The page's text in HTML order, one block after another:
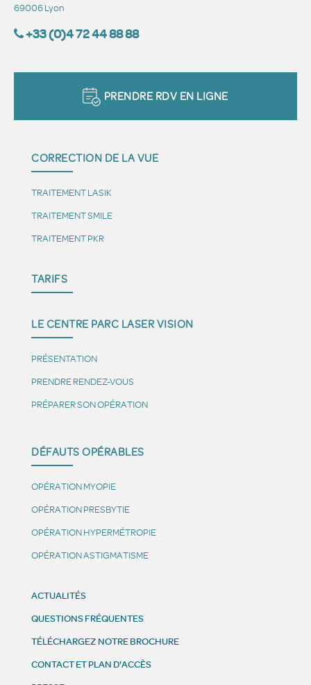
69006 Lyon
+33 (0)4 72 44 88 88
PRENDRE RDV EN LIGNE
CORRECTION DE LA VUE
TRAITEMENT LASIK
TRAITEMENT SMILE
TRAITEMENT PKR
TARIFS
LE CENTRE PARC LASER VISION
PRÉSENTATION
PRENDRE RENDEZ-VOUS
PRÉPARER SON OPÉRATION
DÉFAUTS OPÉRABLES
OPÉRATION MYOPIE
OPÉRATION PRESBYTIE
OPÉRATION HYPERMÉTROPIE
OPÉRATION ASTIGMATISME
ACTUALITÉS
QUESTIONS FRÉQUENTES
TÉLÉCHARGEZ NOTRE BROCHURE
CONTACT ET PLAN D'ACCÈS